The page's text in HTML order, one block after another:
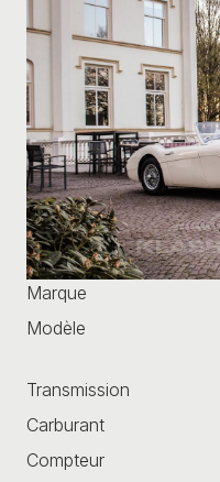
Marque
Modèle
Transmission
Carburant
Compteur